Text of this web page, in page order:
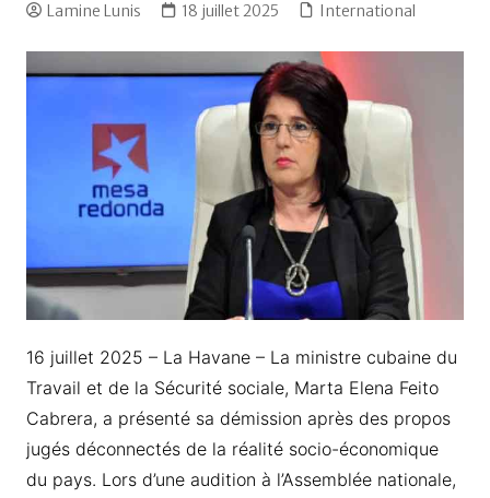
Lamine Lunis 18 juillet 2025 International
16 juillet 2025 – La Havane – La ministre cubaine du
Travail et de la Sécurité sociale, Marta Elena Feito
Cabrera, a présenté sa démission après des propos
jugés déconnectés de la réalité socio-économique
du pays. Lors d’une audition à l’Assemblée nationale,